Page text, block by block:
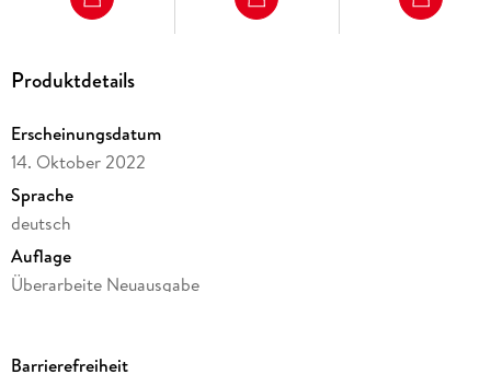
Produktdetails
Erscheinungsdatum
14. Oktober 2022
Sprache
deutsch
Auflage
Überarbeite Neuausgabe
Altersempfehlung
Barrierefreiheit